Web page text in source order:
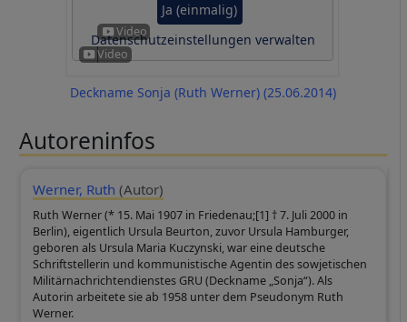
Ja (einmalig)
Datenschutzeinstellungen verwalten
Deckname Sonja (Ruth Werner) (25.06.2014)
Autoreninfos
Werner, Ruth (Autor)
Ruth Werner (* 15. Mai 1907 in Friedenau;[1] † 7. Juli 2000 in
Berlin), eigentlich Ursula Beurton, zuvor Ursula Hamburger,
geboren als Ursula Maria Kuczynski, war eine deutsche
Schriftstellerin und kommunistische Agentin des sowjetischen
Militärnachrichtendienstes GRU (Deckname „Sonja“). Als
Autorin arbeitete sie ab 1958 unter dem Pseudonym Ruth
Werner.